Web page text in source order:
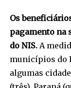
Os
pagamento na
do NIS. A
municípios do
algumas